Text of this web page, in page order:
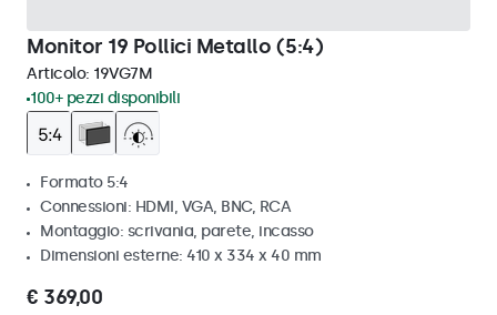
Monitor 19 Pollici Metallo (5:4)
Articolo: 19VG7M
100+ pezzi disponibili
Formato 5:4
Connessioni: HDMI, VGA, BNC, RCA
Montaggio: scrivania, parete, incasso
Dimensioni esterne: 410 x 334 x 40 mm
€ 369,00